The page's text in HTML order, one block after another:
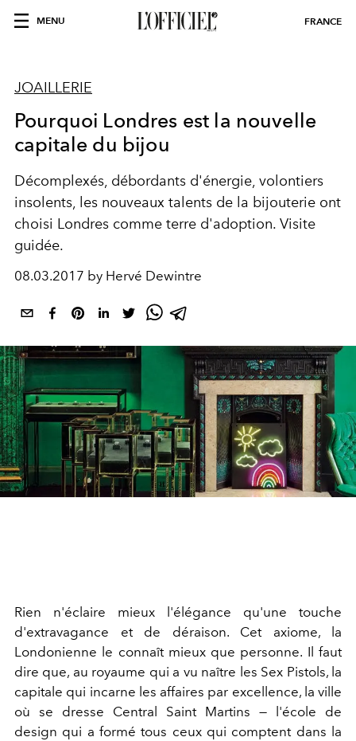
MENU FRANCE
JOAILLERIE
Pourquoi Londres est la nouvelle
capitale du bijou
Décomplexés, débordants d'énergie, volontiers
insolents, les nouveaux talents de la bijouterie ont
choisi Londres comme terre d'adoption. Visite
guidée.
08.03.2017 by Hervé Dewintre
Rien n'éclaire mieux l'élégance qu'une touche
d'extravagance et de déraison. Cet axiome, la
Londonienne le connaît mieux que personne. Il faut
dire que, au royaume qui a vu naître les Sex Pistols, la
capitale qui incarne les affaires par excellence, la ville
où se dresse Central Saint Martins — l'école de
design qui a formé tous ceux qui comptent dans la